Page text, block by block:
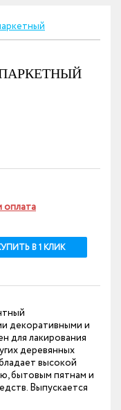
оплата
В 1 КЛИК
декоративными и
для лакирования
деревянных
высокой
бытовым пятнам и
Выпускается